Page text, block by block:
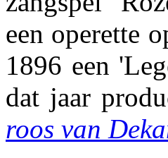
een operette
1896 een
dat jaar
roos van